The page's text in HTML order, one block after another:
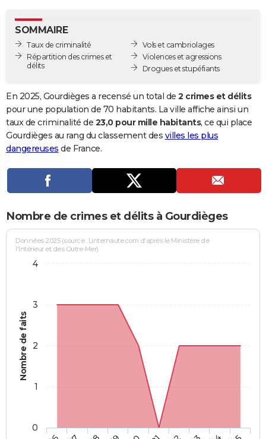
GUIDES D'ACHAT
BONS PLANS
Carte de Noël
Carte Bonne année
Carte Saint-Valentin
Carte Pâques
Carte d'anniversaire
DICTIONNAIRE
Dictionnaire
Biographies
Citations
Expressions
Proverbes
PROGRAMME TV
Se connecter
Entreprises
Service militaire
Avis de recherche
AVIS DE DÉCÈS
Bricolage
Lifestyle
Culture
Sport
Auto
Television
Voyage
Cinema
SOMMAIRE
Taux de criminalité
Répartition des crimes et
délits
Vols et cambriolages
Violences et agressions
Drogues et stupéfiants
En 2025, Gourdièges a recensé un total de 2 crimes et délits
pour une population de 70 habitants. La ville affiche ainsi un
taux de criminalité de 23,0 pour mille habitants, ce qui place
Gourdièges au rang du classement des villes les plus
dangereuses de France.
Nombre de crimes et délits à Gourdièges
Nombre de faits
Données 2025 (source : Linternaute.com d'après le Ministère de
l'Intérieur et des Outre-Mer)
0
1
2
3
4